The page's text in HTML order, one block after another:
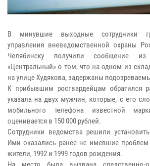
В минувшие выходные сотрудники
управления вневедомственной охраны
Челябинску получили сообщение
«Центральный» о том, что на одном из
на улице Худякова, задержаны
К прибывшим росгвардейцам обратился
указала на двух мужчин, которые, с его
мобильного телефона известной
оценивается в 150 000 рублей.
Сотрудники ведомства решили
Ими оказались ранее не имевшие
жители, 1992 и 1999 годов рождения.